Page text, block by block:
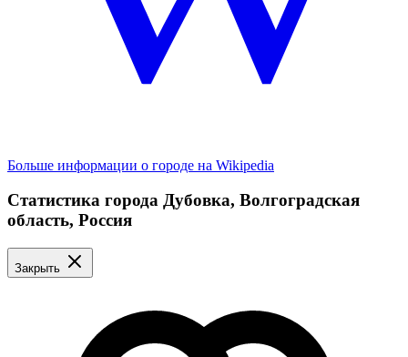
Больше информации о городе на Wikipedia
Статистика города Дубовка, Волгоградская
область, Россия
Закрыть